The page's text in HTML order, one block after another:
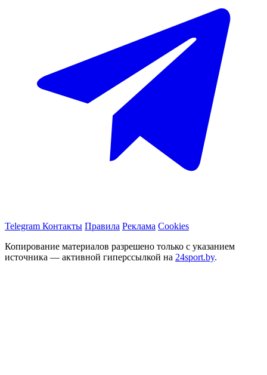
Telegram Контакты Правила Реклама Cookies
Копирование материалов разрешено только с указанием
источника — активной гиперссылкой на 24sport.by.